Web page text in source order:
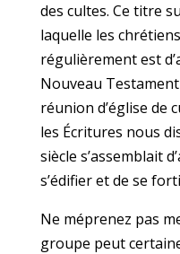
des cultes. Ce titre
laquelle les
régulièrement est
Nouveau
réunion d’église de
les Écritures nous
siècle s’assemblait
s’édifier et de se
Ne méprenez pas
groupe peut